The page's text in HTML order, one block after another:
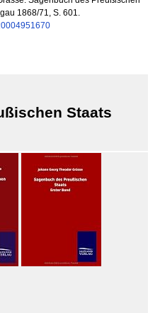
1868/71, S. 601.
Staats